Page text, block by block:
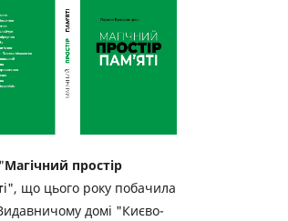
Магічний простір
і", що цього року побачила
домі "Києво-